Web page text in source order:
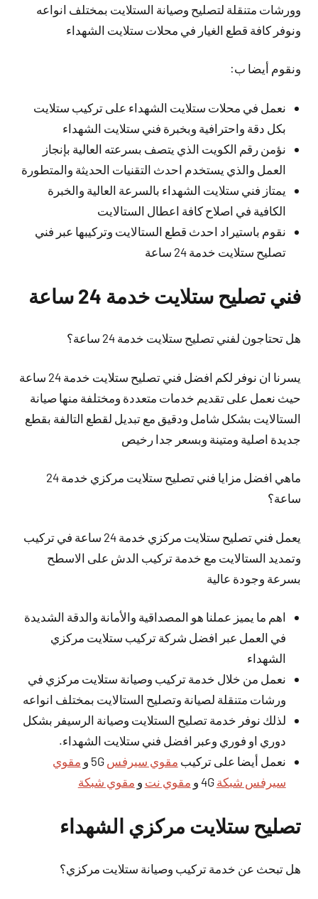
وورشات متنقلة لتصليح وصيانة الستلايت بمختلف انواعه
ونوفر كافة قطع الغيار في محلات ستلايت الشهداء
ونقوم أيضا ب:
نعمل في محلات ستلايت الشهداء على تركيب ستلايت
بكل دقة واحترافية وبخبرة فني ستلايت الشهداء
نؤمن رقم الكويت الذي يتصف بسرعته العالية بإنجاز
العمل والذي يستخدم احدث التقنيات الحديثة والمتطورة
يمتاز فني ستلايت الشهداء بالسرعة العالية والخبرة
الكافية في اصلاح كافة اعطال الستالايت
نقوم باستيراد احدث قطع الستالايت وتركيبها عبر فني
تصليح ستلايت خدمة 24 ساعة
فني تصليح ستلايت خدمة 24 ساعة
هل تحتاجون لفني تصليح ستلايت خدمة 24 ساعة؟
يسرنا ان نوفر لكم افضل فني تصليح ستلايت خدمة 24 ساعة
حيث نعمل على تقديم خدمات متعددة ومختلفة منها صيانة
الستالايت بشكل شامل ودقيق مع تبديل لقطع التالفة بقطع
جديدة اصلية ومتينة وبسعر جدا رخيص
ماهي افضل مزايا فني تصليح ستلايت مركزي خدمة 24
ساعة؟
يعمل فني تصليح ستلايت مركزي خدمة 24 ساعة في تركيب
وتمديد الستالايت مع خدمة تركيب الدش على الاسطح
بسرعة وجودة عالية
اهم ما يميز عملنا هو المصداقية والأمانة والدقة الشديدة
في العمل عبر افضل شركة تركيب ستلايت مركزي
الشهداء
نعمل من خلال خدمة تركيب وصيانة ستلايت مركزي في
ورشات متنقلة لصيانة وتصليح الستالايت بمختلف انواعه
لذلك نوفر خدمة تصليح الستلايت وصيانة الرسيفر بشكل
دوري او فوري وعبر افضل فني ستلايت الشهداء.
نعمل أيضا على تركيب مقوي سيرفس 5G و
مقوي
سيرفس شبكة 4G و مقوي نت و مقوي شبكة
تصليح ستلايت مركزي الشهداء
هل تبحث عن خدمة تركيب وصيانة ستلايت مركزي؟